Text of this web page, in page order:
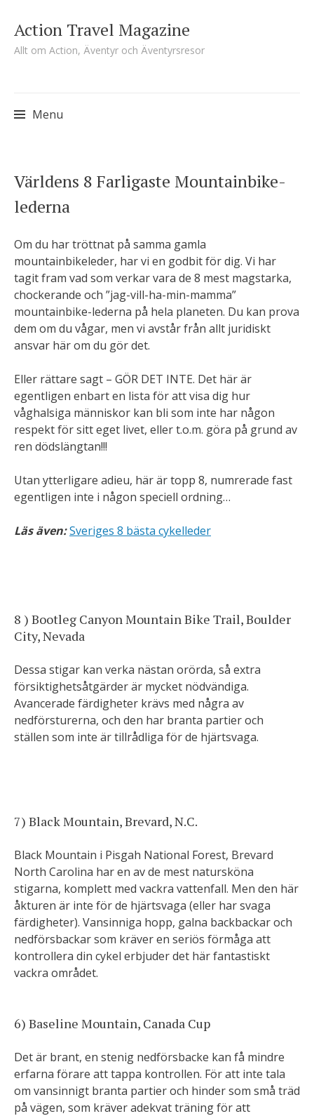
Action Travel Magazine
Allt om Action, Äventyr och Äventyrsresor
Menu
to
content
Världens 8 Farligaste Mountainbike-
lederna
Om du har tröttnat på samma gamla
mountainbikeleder, har vi en godbit för dig. Vi har
tagit fram vad som verkar vara de 8 mest magstarka,
chockerande och ”jag-vill-ha-min-mamma”
mountainbike-lederna på hela planeten. Du kan prova
dem om du vågar, men vi avstår från allt juridiskt
ansvar här om du gör det.
Eller rättare sagt – GÖR DET INTE. Det här är
egentligen enbart en lista för att visa dig hur
våghalsiga människor kan bli som inte har någon
respekt för sitt eget livet, eller t.o.m. göra på grund av
ren dödslängtan!!!
Utan ytterligare adieu, här är topp 8, numrerade fast
egentligen inte i någon speciell ordning…
Läs även:Sveriges 8 bästa cykelleder
8 ) Bootleg Canyon Mountain Bike Trail, Boulder
City, Nevada
Dessa stigar kan verka nästan orörda, så extra
försiktighetsåtgärder är mycket nödvändiga.
Avancerade färdigheter krävs med några av
nedförsturerna, och den har branta partier och
ställen som inte är tillrådliga för de hjärtsvaga.
7) Black Mountain, Brevard, N.C.
Black Mountain i Pisgah National Forest, Brevard
North Carolina har en av de mest natursköna
stigarna, komplett med vackra vattenfall. Men den här
åkturen är inte för de hjärtsvaga (eller har svaga
färdigheter). Vansinniga hopp, galna backbackar och
nedförsbackar som kräver en seriös förmåga att
kontrollera din cykel erbjuder det här fantastiskt
vackra området.
6) Baseline Mountain, Canada Cup
Det är brant, en stenig nedförsbacke kan få mindre
erfarna förare att tappa kontrollen. För att inte tala
om vansinnigt branta partier och hinder som små träd
på vägen, som kräver adekvat träning för att